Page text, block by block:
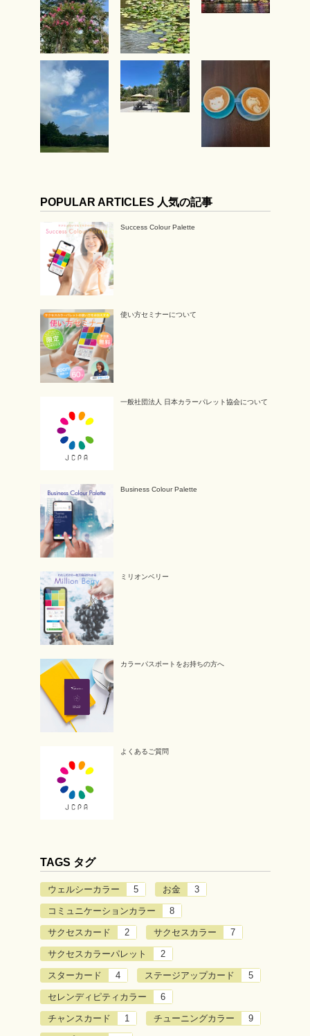
POPULAR ARTICLES 人気の記事
Success Colour Palette
使い方セミナーについて
一般社団法人 日本カラーパレット協会について
Business Colour Palette
ミリオンベリー
カラーパスポートをお持ちの方へ
よくあるご質問
TAGS タグ
ウェルシーカラー 5 お金 3
コミュニケーションカラー 8
サクセスカード 2 サクセスカラー 7
サクセスカラーパレット 2
スターカード 4 ステージアップカード 5
セレンディピティカラー 6
チャンスカード 1 チューニングカラー 9